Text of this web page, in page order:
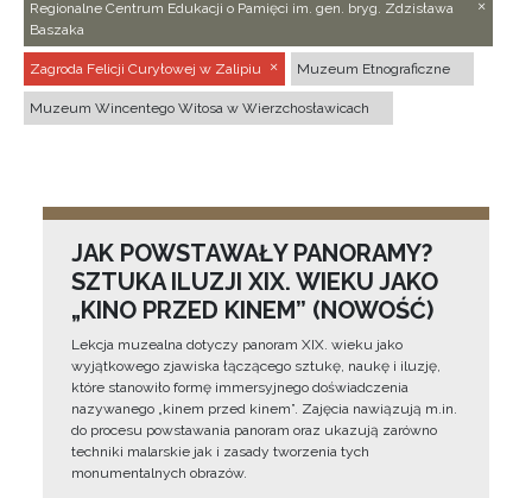
Regionalne Centrum Edukacji o Pamięci im. gen. bryg. Zdzisława
Baszaka
Zagroda Felicji Curyłowej w Zalipiu Muzeum Etnograficzne
Muzeum Wincentego Witosa w Wierzchosławicach
JAK POWSTAWAŁY PANORAMY?
SZTUKA ILUZJI XIX. WIEKU JAKO
„KINO PRZED KINEM” (NOWOŚĆ)
Lekcja muzealna dotyczy panoram XIX. wieku jako
wyjątkowego zjawiska łączącego sztukę, naukę i iluzję,
które stanowiło formę immersyjnego doświadczenia
nazywanego „kinem przed kinem”. Zajęcia nawiązują m.in.
do procesu powstawania panoram oraz ukazują zarówno
techniki malarskie jak i zasady tworzenia tych
monumentalnych obrazów.